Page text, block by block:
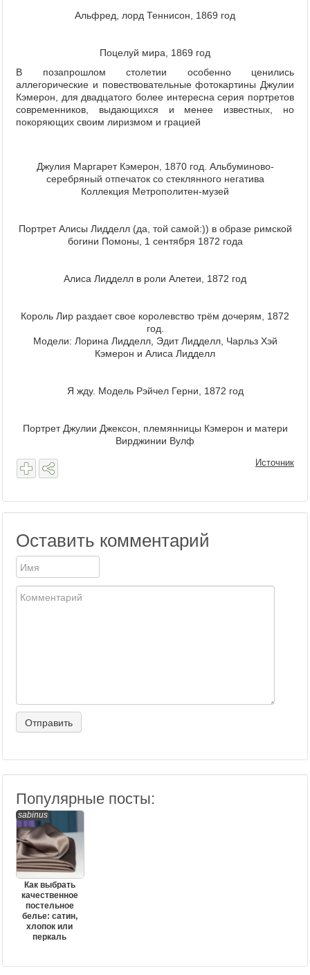
Альфред, лорд Теннисон, 1869 год
Поцелуй мира, 1869 год
В позапрошлом столетии особенно ценились
аллегорические и повествовательные фотокартины Джулии
Кэмерон, для двадцатого более интересна серия портретов
современников, выдающихся и менее известных, но
покоряющих своим лиризмом и грацией
Джулия Маргарет Кэмерон, 1870 год. Альбуминово-
серебряный отпечаток со стеклянного негатива
Коллекция Метрополитен-музей
Портрет Алисы Лидделл (да, той самой:)) в образе римской
богини Помоны, 1 сентября 1872 года
Алиса Лидделл в роли Алетеи, 1872 год
Король Лир раздает свое королевство трём дочерям, 1872
год.
Модели: Лорина Лидделл, Эдит Лидделл, Чарльз Хэй
Кэмерон и Алиса Лидделл
Я жду. Модель Рэйчел Герни, 1872 год
Портрет Джулии Джексон, племянницы Кэмерон и матери
Вирджинии Вулф
Источник
Оставить комментарий
Популярные посты:
sabinus
Как выбрать
качественное
постельное
белье: сатин,
хлопок или
перкаль